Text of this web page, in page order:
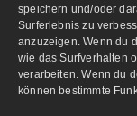
speichern und/oder
Surferlebnis zu
anzuzeigen. Wenn du
wie das Surfverhalten
verarbeiten. Wenn du
können bestimmte